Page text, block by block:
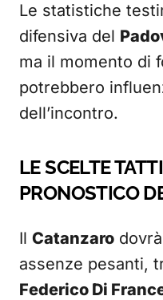
Le statistiche
difensiva del
ma il momento di
potrebbero
dell’incontro.
LE SCELTE
PRONOSTICO
Il Catanzaro
assenze pesanti,
Federico Di